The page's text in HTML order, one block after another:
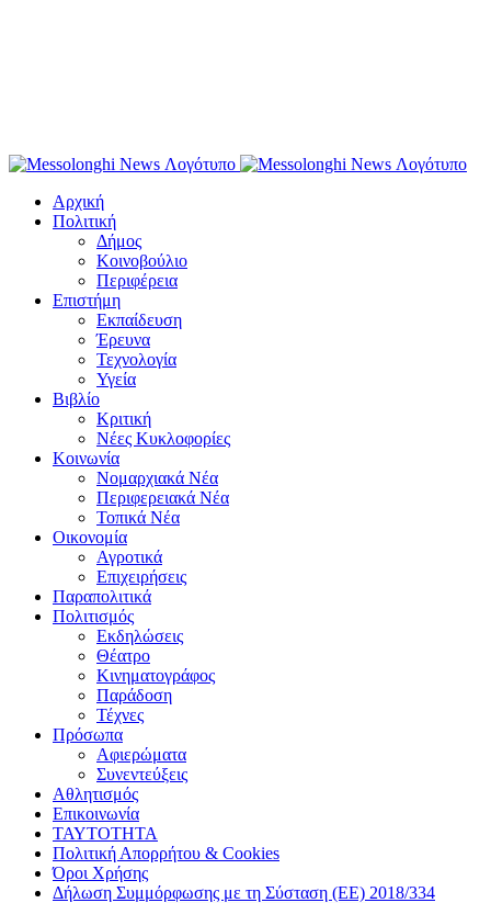
Αρχική
Πολιτική
Δήμος
Κοινοβούλιο
Περιφέρεια
Επιστήμη
Εκπαίδευση
Έρευνα
Τεχνολογία
Υγεία
Βιβλίο
Κριτική
Νέες Κυκλοφορίες
Κοινωνία
Νομαρχιακά Νέα
Περιφερειακά Νέα
Τοπικά Νέα
Οικονομία
Αγροτικά
Επιχειρήσεις
Παραπολιτικά
Πολιτισμός
Εκδηλώσεις
Θέατρο
Κινηματογράφος
Παράδοση
Τέχνες
Πρόσωπα
Αφιερώματα
Συνεντεύξεις
Αθλητισμός
Επικοινωνία
ΤΑΥΤΟΤΗΤΑ
Πολιτική Απορρήτου & Cookies
Όροι Χρήσης
Δήλωση Συμμόρφωσης με τη Σύσταση (ΕΕ) 2018/334